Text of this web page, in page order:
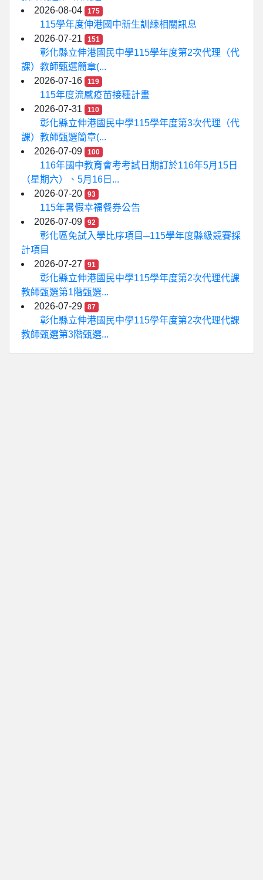
2026-08-04
175
115學年度伸港國中新生訓練相關訊息
2026-07-21
151
彰化縣立伸港國民中學115學年度第2次代理（代
課）教師甄選簡章(...
2026-07-16
119
115年度流感疫苗接種計畫
2026-07-31
110
彰化縣立伸港國民中學115學年度第3次代理（代
課）教師甄選簡章(...
2026-07-09
100
116年國中教育會考考試日期訂於116年5月15日
（星期六）、5月16日...
2026-07-20
93
115年暑假幸福餐券公告
2026-07-09
92
彰化區免試入學比序項目─115學年度縣級競賽採
計項目
2026-07-27
91
彰化縣立伸港國民中學115學年度第2次代理代課
教師甄選第1階甄選...
2026-07-29
87
彰化縣立伸港國民中學115學年度第2次代理代課
教師甄選第3階甄選...